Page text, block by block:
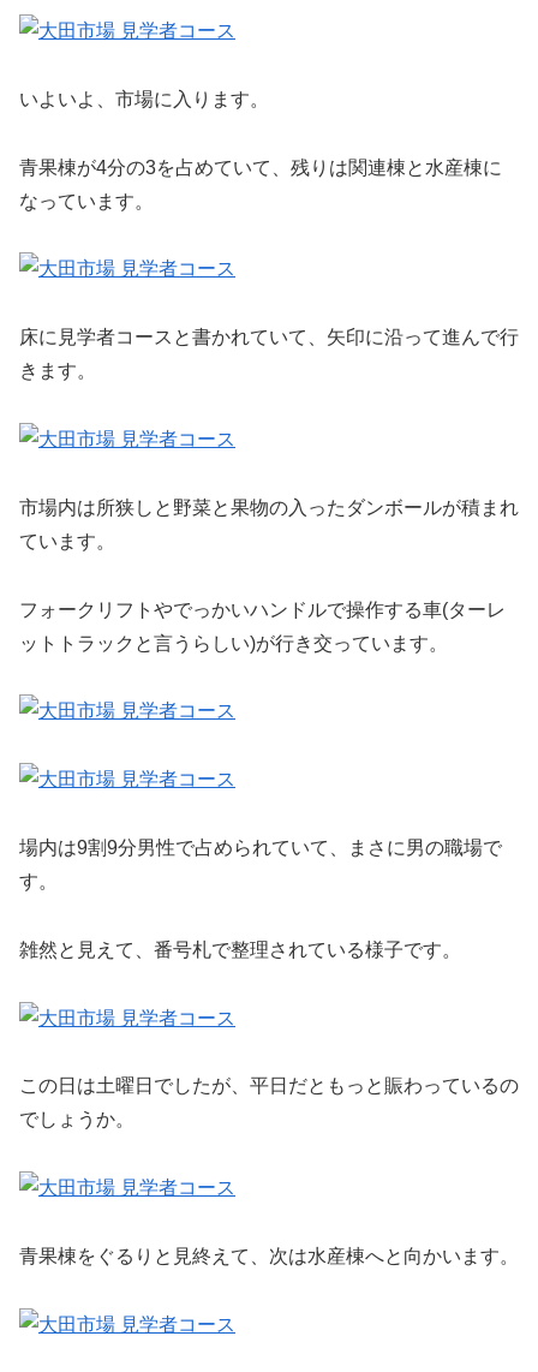
いよいよ、市場に入ります。
青果棟が4分の3を占めていて、残りは関連棟と水産棟に
なっています。
床に見学者コースと書かれていて、矢印に沿って進んで行
きます。
市場内は所狭しと野菜と果物の入ったダンボールが積まれ
ています。
フォークリフトやでっかいハンドルで操作する車(ターレ
ットトラックと言うらしい)が行き交っています。
場内は9割9分男性で占められていて、まさに男の職場で
す。
雑然と見えて、番号札で整理されている様子です。
この日は土曜日でしたが、平日だともっと賑わっているの
でしょうか。
青果棟をぐるりと見終えて、次は水産棟へと向かいます。